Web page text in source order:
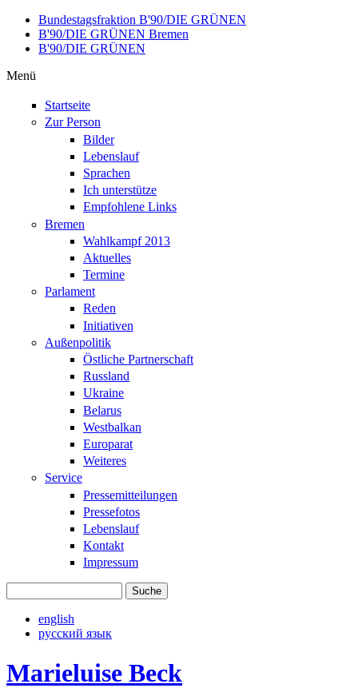
Direkt zum Inhalt
Bundestagsfraktion B'90/DIE GRÜNEN
B'90/DIE GRÜNEN Bremen
B'90/DIE GRÜNEN
Menü
Startseite
Zur Person
Bilder
Lebenslauf
Sprachen
Ich unterstütze
Empfohlene Links
Bremen
Wahlkampf 2013
Aktuelles
Termine
Parlament
Reden
Initiativen
Außenpolitik
Östliche Partnerschaft
Russland
Ukraine
Belarus
Westbalkan
Europarat
Weiteres
Service
Pressemitteilungen
Pressefotos
Lebenslauf
Kontakt
Impressum
english
русский язык
Marieluise Beck